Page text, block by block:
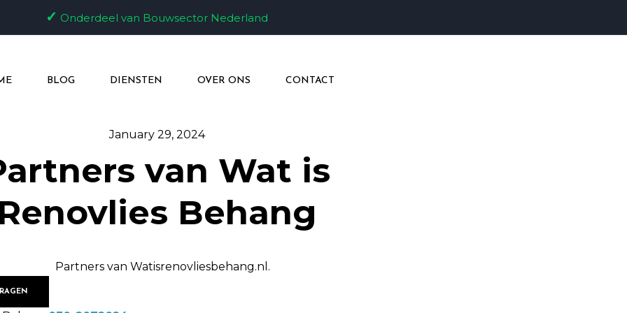
✓ Onderdeel van Bouwsector Nederland
BLOG DIENSTEN OVER ONS CONTACT
January 29, 2024
van Wat is
Renovlies Behang